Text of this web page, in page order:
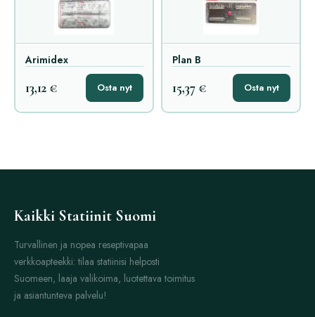
Arimidex
13,12 € Osta nyt
Plan B
15,37 € Osta nyt
Kaikki Statiinit Suomi
Turvallinen ja nopea reseptivapaa
verkkoapteekki: tilaa statiinisi helposti
Suomeen, laaja valikoima, luotettava toimitus
ja asiantunteva palvelu!